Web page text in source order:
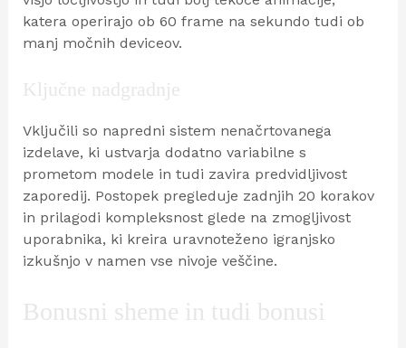
katera operirajo ob 60 frame na sekundo tudi ob
manj močnih deviceov.
Ključne nadgradnje
Vključili so napredni sistem nenačrtovanega
izdelave, ki ustvarja dodatno variabilne s
prometom modele in tudi zavira predvidljivost
zaporedij. Postopek pregleduje zadnjih 20 korakov
in prilagodi kompleksnost glede na zmogljivost
uporabnika, ki kreira uravnoteženo igranjsko
izkušnjo v namen vse nivoje veščine.
Bonusni sheme in tudi bonusi